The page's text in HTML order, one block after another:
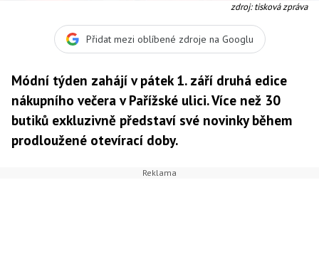
zdroj: tisková zpráva
Přidat mezi oblíbené zdroje na Googlu
Módní týden zahájí v pátek 1. září druhá edice
nákupního večera v Pařížské ulici. Více než 30
butiků exkluzivně představí své novinky během
prodloužené otevírací doby.